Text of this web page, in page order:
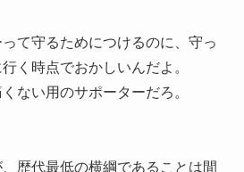
て守るためにつけるのに、守っ
く時点でおかしいんだよ。
ない用のサポーターだろ。
歴代最低の横綱であることは間